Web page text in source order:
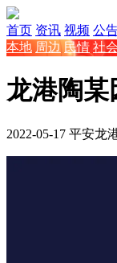
首页 资讯 视频 公
本地 周边 民情 社
龙港陶某
2022-05-17 平安龙